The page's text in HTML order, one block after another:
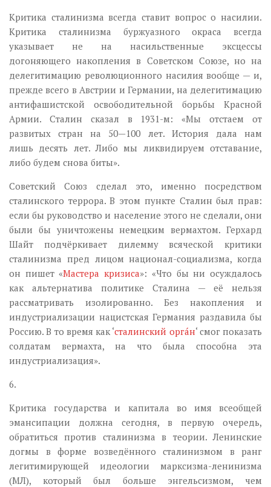
Критика сталинизма всегда ставит вопрос о насилии.
Критика сталинизма буржуазного окраса всегда
указывает не на насильственные эксцессы
догоняющего накопления в Советском Союзе, но на
делегитимацию революционного насилия вообще — и,
прежде всего в Австрии и Германии, на делегитимацию
антифашистской освободительной борьбы Красной
Армии. Сталин сказал в 1931-м: «Мы отстаем от
развитых стран на 50—100 лет. История дала нам
лишь десять лет. Либо мы ликвидируем отставание,
либо будем снова биты».
Советский Союз сделал это, именно посредством
сталинского террора. В этом пункте Сталин был прав:
если бы руководство и население этого не сделали, они
были бы уничтожены немецким вермахтом. Герхард
Шайт подчёркивает дилемму всяческой критики
сталинизма пред лицом национал-социализма, когда
он пишет «Мастера кризиса»: «Что бы ни осуждалось
как альтернатива политике Сталина — её нельзя
рассматривать изолированно. Без накопления и
индустриализации нацистская Германия раздавила бы
Россию. В то время как ‘сталинский оргáн‘ смог показать
солдатам вермахта, на что была способна эта
индустриализация».
6.
Критика государства и капитала во имя всеобщей
эмансипации должна сегодня, в первую очередь,
обратиться против сталинизма в теории. Ленинские
догмы в форме возведённого сталинизмом в ранг
легитимирующей идеологии марксизма-ленинизма
(МЛ), который был больше энгельсизмом, чем